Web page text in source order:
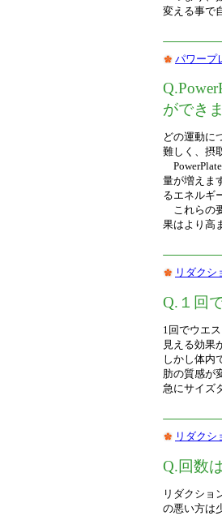
変える事で
パワープ
ができ
どの運動に
難しく、摂
量が増えま
るエネルギ
これらの
果はより高
リダクシ
Q.１回
1回でウエ
見える効果
しかし体内
肪の質感が
急にサイズ
リダクシ
Q.回数
リダクショ
の悪い方は